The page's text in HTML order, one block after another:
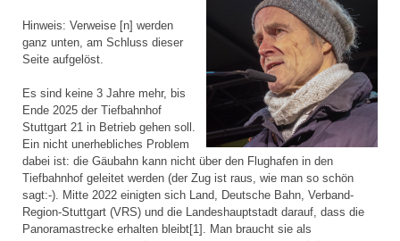
Hinweis: Verweise [n] werden
ganz unten, am Schluss dieser
Seite aufgelöst.
Es sind keine 3 Jahre mehr, bis
Ende 2025 der Tiefbahnhof
Stuttgart 21 in Betrieb gehen soll.
Ein nicht unerhebliches Problem
dabei ist: die Gäubahn kann nicht über den Flughafen in den
Tiefbahnhof geleitet werden (der Zug ist raus, wie man so schön
sagt:-). Mitte 2022 einigten sich Land, Deutsche Bahn, Verband-
Region-Stuttgart (VRS) und die Landeshauptstadt darauf, dass die
Panoramastrecke erhalten bleibt[1]. Man braucht sie als